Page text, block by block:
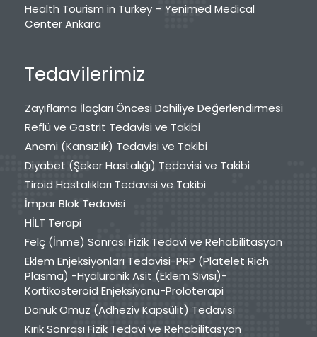
Health Tourism in Turkey – Yenimed Medical
Center Ankara
Tedavilerimiz
Zayıflama İlaçları Öncesi Dahiliye Değerlendirmesi
Reflü ve Gastrit Tedavisi ve Takibi
Anemi (Kansızlık) Tedavisi ve Takibi
Diyabet (Şeker Hastalığı) Tedavisi ve Takibi
Tiroid Hastalıkları Tedavisi ve Takibi
İmpar Blok Tedavisi
HİLT Terapi
Felç (İnme) Sonrası Fizik Tedavi ve Rehabilitasyon
Eklem Enjeksiyonları Tedavisi-PRP (Platelet Rich
Plasma) -Hyaluronik Asit (Eklem Sıvısı)-
Kortikosteroid Enjeksiyonu-Proloterapi
Donuk Omuz (Adheziv Kapsülit) Tedavisi
Kırık Sonrası Fizik Tedavi ve Rehabilitasyon